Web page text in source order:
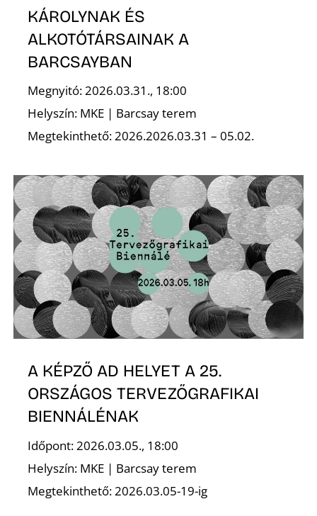
KÁROLYNAK ÉS
ALKOTÓTÁRSAINAK A
BARCSAYBAN
Megnyitó: 2026.03.31., 18:00
Helyszín: MKE | Barcsay terem
Megtekinthető: 2026.2026.03.31 – 05.02.
A KÉPZŐ AD HELYET A 25.
ORSZÁGOS TERVEZŐGRAFIKAI
BIENNÁLÉNAK
Időpont: 2026.03.05., 18:00
Helyszín: MKE | Barcsay terem
Megtekinthető: 2026.03.05-19-ig